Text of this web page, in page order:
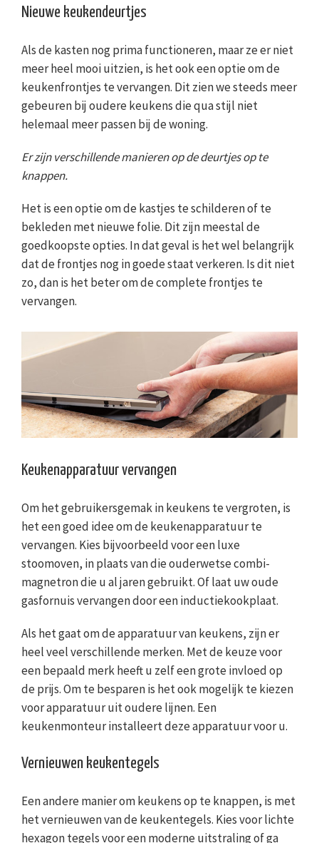
Nieuwe keukendeurtjes
Als de kasten nog prima functioneren, maar ze er niet
meer heel mooi uitzien, is het ook een optie om de
keukenfrontjes te vervangen. Dit zien we steeds meer
gebeuren bij oudere keukens die qua stijl niet
helemaal meer passen bij de woning.
Er zijn verschillende manieren op de deurtjes op te
knappen.
Het is een optie om de kastjes te schilderen of te
bekleden met nieuwe folie. Dit zijn meestal de
goedkoopste opties. In dat geval is het wel belangrijk
dat de frontjes nog in goede staat verkeren. Is dit niet
zo, dan is het beter om de complete frontjes te
vervangen.
Keukenapparatuur vervangen
Om het gebruikersgemak in keukens te vergroten, is
het een goed idee om de keukenapparatuur te
vervangen. Kies bijvoorbeeld voor een luxe
stoomoven, in plaats van die ouderwetse combi-
magnetron die u al jaren gebruikt. Of laat uw oude
gasfornuis vervangen door een inductiekookplaat.
Als het gaat om de apparatuur van keukens, zijn er
heel veel verschillende merken. Met de keuze voor
een bepaald merk heeft u zelf een grote invloed op
de prijs. Om te besparen is het ook mogelijk te kiezen
voor apparatuur uit oudere lijnen. Een
keukenmonteur installeert deze apparatuur voor u.
Vernieuwen keukentegels
Een andere manier om keukens op te knappen, is met
het vernieuwen van de keukentegels. Kies voor lichte
hexagon tegels voor een moderne uitstraling of ga